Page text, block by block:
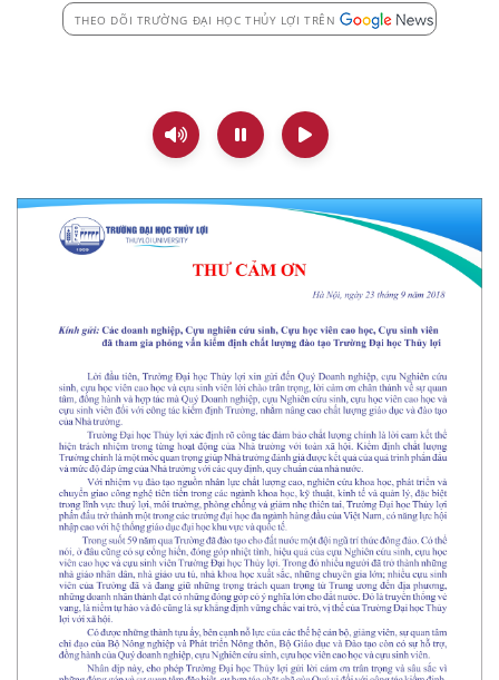
THEO DÕI TRƯỜNG ĐẠI HỌC THỦY LỢI TRÊN